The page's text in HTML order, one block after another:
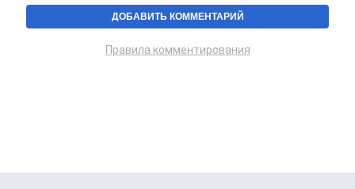
Правила комментирования